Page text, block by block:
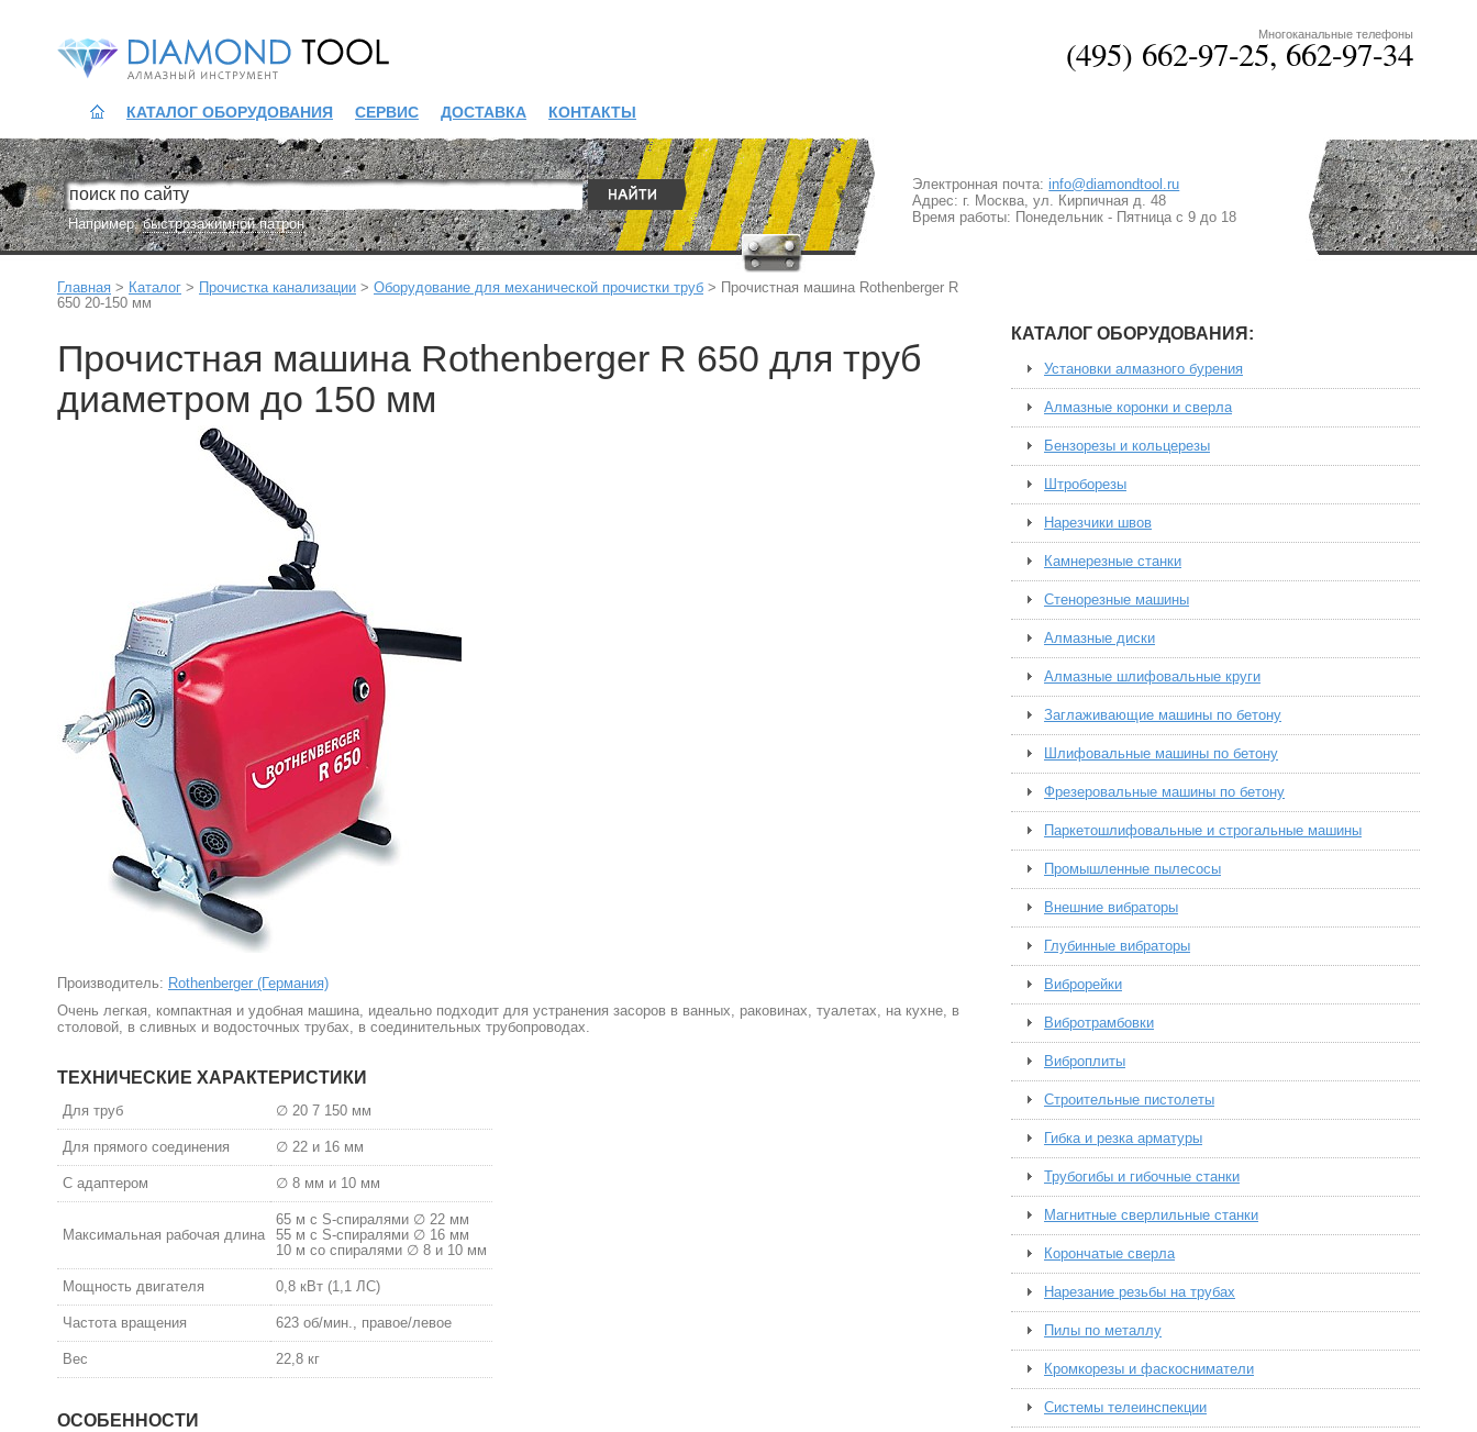
Diamond Tool
КАТАЛОГ ОБОРУДОВАНИЯ СЕРВИС ДОСТАВКА КОНТАКТЫ
Например:быстрозажимной патрон
Многоканальные телефоны
(495)662-97-25, 662-97-34
Электронная почта: info@diamondtool.ru
Адрес: г. Москва, ул. Кирпичная д. 48
Время работы: Понедельник - Пятница с 9 до 18
Главная > Каталог > Прочистка канализации > Оборудование для механической прочистки труб > Прочистная машина Rothenberger R
650 20-150 мм
Прочистная машина Rothenberger R 650 для труб
диаметром до 150 мм
Производитель: Rothenberger (Германия)
Очень легкая, компактная и удобная машина, идеально подходит для устранения засоров в ванных, раковинах, туалетах, на кухне, в
столовой, в сливных и водосточных трубах, в соединительных трубопроводах.
ТЕХНИЧЕСКИЕ ХАРАКТЕРИСТИКИ
Для труб ∅ 20 7 150 мм
Для прямого соединения ∅ 22 и 16 мм
С адаптером ∅ 8 мм и 10 мм
Maксимальная рабочая длина
65 м с S-спиралями ∅ 22 мм
55 м с S-спиралями ∅ 16 мм
10 м со спиралями ∅ 8 и 10 мм
Мощность двигателя 0,8 кВт (1,1 ЛС)
Частота вращения 623 об/мин., правое/левое
Вес 22,8 кг
ОСОБЕННОСТИ
КАТАЛОГ ОБОРУДОВАНИЯ:
Установки алмазного бурения
Алмазные коронки и сверла
Бензорезы и кольцерезы
Штроборезы
Нарезчики швов
Камнерезные станки
Стенорезные машины
Алмазные диски
Алмазные шлифовальные круги
Заглаживающие машины по бетону
Шлифовальные машины по бетону
Фрезеровальные машины по бетону
Паркетошлифовальные и строгальные машины
Промышленные пылесосы
Внешние вибраторы
Глубинные вибраторы
Виброрейки
Вибротрамбовки
Виброплиты
Строительные пистолеты
Гибка и резка арматуры
Трубогибы и гибочные станки
Магнитные сверлильные станки
Корончатые сверла
Нарезание резьбы на трубах
Пилы по металлу
Кромкорезы и фаскосниматели
Системы телеинспекции